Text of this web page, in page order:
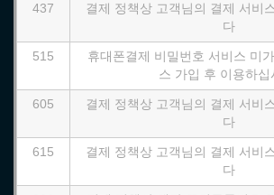
437
결제 정책상 고객님의 결제 서비
다
515
휴대폰결제 비밀번호 서비스 미
스 가입 후 이용하십
605
결제 정책상 고객님의 결제 서비
다
615
결제 정책상 고객님의 결제 서비
다